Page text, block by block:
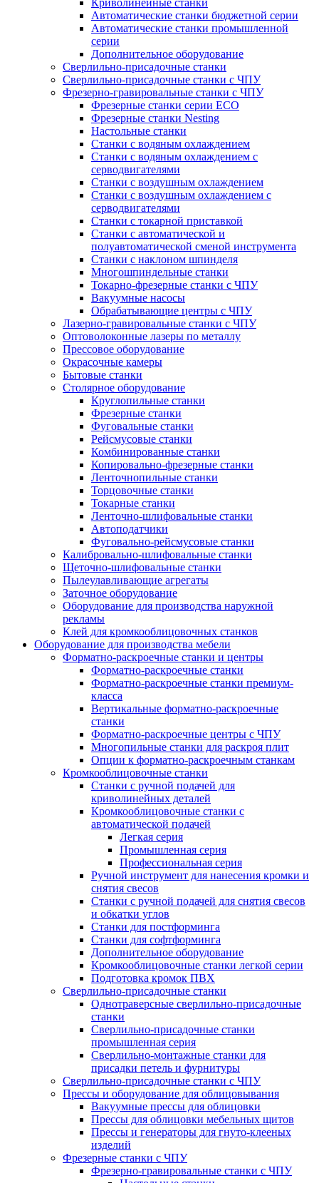
Криволинейные станки
Автоматические станки бюджетной серии
Автоматические станки промышленной
серии
Дополнительное оборудование
Сверлильно-присадочные станки
Сверлильно-присадочные станки с ЧПУ
Фрезерно-гравировальные станки с ЧПУ
Фрезерные станки серии ECO
Фрезерные станки Nesting
Настольные станки
Станки с водяным охлаждением
Станки с водяным охлаждением с
серводвигателями
Станки с воздушным охлаждением
Станки с воздушным охлаждением с
серводвигателями
Станки с токарной приставкой
Станки с автоматической и
полуавтоматической сменой инструмента
Станки с наклоном шпинделя
Многошпиндельные станки
Токарно-фрезерные станки с ЧПУ
Вакуумные насосы
Обрабатывающие центры с ЧПУ
Лазерно-гравировальные станки с ЧПУ
Оптоволоконные лазеры по металлу
Прессовое оборудование
Окрасочные камеры
Бытовые станки
Столярное оборудование
Круглопильные станки
Фрезерные станки
Фуговальные станки
Рейсмусовые станки
Комбинированные станки
Копировально-фрезерные станки
Ленточнопильные станки
Торцовочные станки
Токарные станки
Ленточно-шлифовальные станки
Автоподатчики
Фуговально-рейсмусовые станки
Калибровально-шлифовальные станки
Щеточно-шлифовальные станки
Пылеулавливающие агрегаты
Заточное оборудование
Оборудование для производства наружной
рекламы
Клей для кромкооблицовочных станков
Оборудование для производства мебели
Форматно-раскроечные станки и центры
Форматно-раскроечные станки
Форматно-раскроечные станки премиум-
класса
Вертикальные форматно-раскроечные
станки
Форматно-раскроечные центры с ЧПУ
Многопильные станки для раскроя плит
Опции к форматно-раскроечным станкам
Кромкооблицовочные станки
Станки с ручной подачей для
криволинейных деталей
Кромкооблицовочные станки с
автоматической подачей
Легкая серия
Промышленная серия
Профессиональная серия
Ручной инструмент для нанесения кромки и
снятия свесов
Станки с ручной подачей для снятия свесов
и обкатки углов
Станки для постформинга
Станки для софтформинга
Дополнительное оборудование
Кромкооблицовочные станки легкой серии
Подготовка кромок ПВХ
Сверлильно-присадочные станки
Однотраверсные сверлильно-присадочные
станки
Сверлильно-присадочные станки
промышленная серия
Сверлильно-монтажные станки для
присадки петель и фурнитуры
Сверлильно-присадочные станки с ЧПУ
Прессы и оборудование для облицовывания
Вакуумные прессы для облицовки
Прессы для облицовки мебельных щитов
Прессы и генераторы для гнуто-клееных
изделий
Фрезерные станки с ЧПУ
Фрезерно-гравировальные станки с ЧПУ